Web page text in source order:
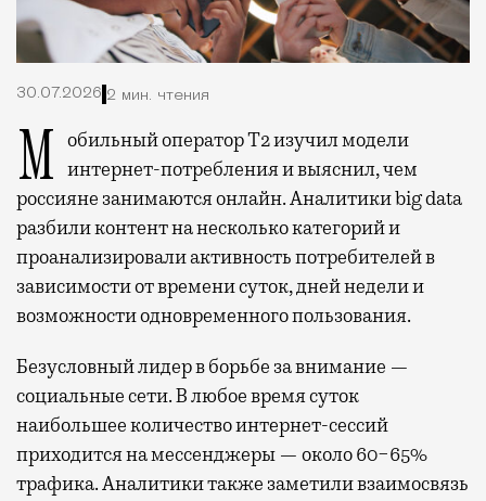
30.07.2026 2 мин. чтения
Мобильный оператор Т2 изучил модели интернет-потребления и выяснил, чем
россияне занимаются онлайн. Аналитики big data
разбили контент на несколько категорий и
проанализировали активность потребителей в
зависимости от времени суток, дней недели и
возможности одновременного пользования.
Безусловный лидер в борьбе за внимание —
социальные сети. В любое время суток
наибольшее количество интернет-сессий
приходится на мессенджеры — около 60−65%
трафика. Аналитики также заметили взаимосвязь